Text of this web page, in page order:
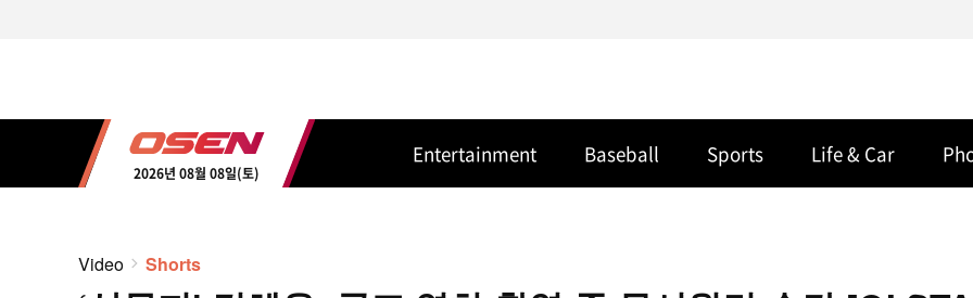
2026년 08월 08일(토)
Entertainment Baseball Sports Life & Car
Video Shorts